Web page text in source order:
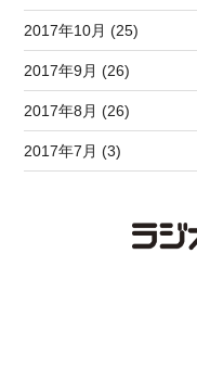
2017年10月 (25)
2017年9月 (26)
2017年8月 (26)
2017年7月 (3)